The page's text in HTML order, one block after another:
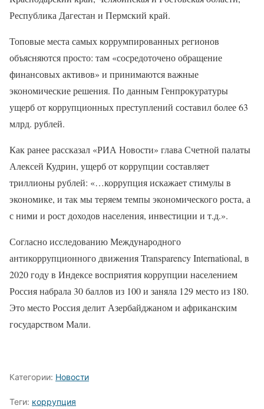
Республика Дагестан и Пермский край.
Топовые места самых коррумпированных регионов
объясняются просто: там «сосредоточено обращение
финансовых активов» и принимаются важные
экономические решения. По данным Генпрокуратуры
ущерб от коррупционных преступлений составил более 63
млрд. рублей.
Как ранее рассказал «РИА Новости» глава Счетной палаты
Алексей Кудрин, ущерб от коррупции составляет
триллионы рублей: «…коррупция искажает стимулы в
экономике, и так мы теряем темпы экономического роста, а
с ними и рост доходов населения, инвестиции и т.д.».
Согласно исследованию Международного
антикоррупционного движения Transparency International, в
2020 году в Индексе восприятия коррупции населением
Россия набрала 30 баллов из 100 и заняла 129 место из 180.
Это место Россия делит Азербайджаном и африканским
государством Мали.
Категории: Новости
Теги: коррупция